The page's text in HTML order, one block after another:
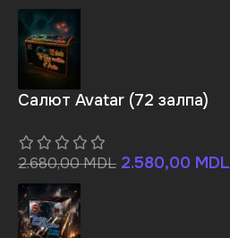
Салют Avatar (72 залпа)
2.680,00MDL 2.580,00 MDL